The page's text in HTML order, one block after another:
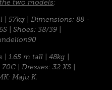
two models:
| 57kg | Dimensions: 88 -
| Shoes: 38/39 |
| 1.65 m tall | 48kg |
| Dresses: 32 XS |
Maju K.